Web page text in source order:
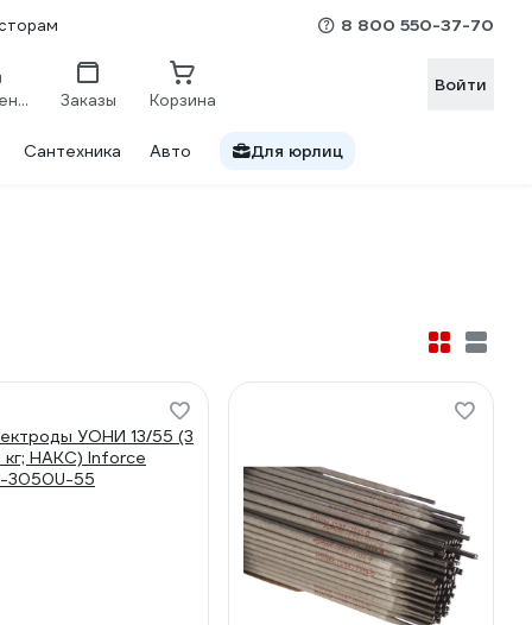
8 800 550-37-70
Сравнение Заказы Корзина
Войти
Сантехника Авто Для юрлиц